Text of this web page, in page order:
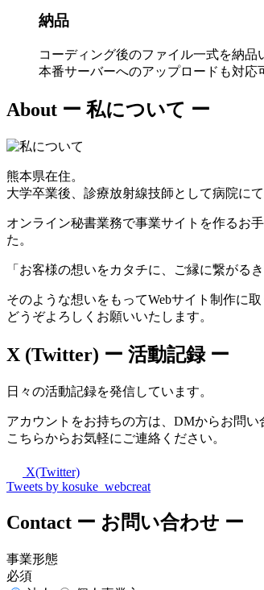
納品
コーディング後のファイル一式を納品
本番サーバーへのアップロードも対応
About ー 私について ー
熊本県在住。
大学卒業後、診療放射線技師として病院に
オンライン秘書業務で事業サイトを作るお
た。
「お客様の想いをカタチに、ご縁に繋がるき
そのような想いをもってWebサイト制作に
どうぞよろしくお願いいたします。
X (Twitter) ー 活動記録 ー
日々の活動記録を発信しています。
アカウントをお持ちの方は、DMからお問い
こちらからお気軽にご連絡ください。
X(Twitter)
Tweets by kosuke_webcreat
Contact ー お問い合わせ ー
事業形態
必須